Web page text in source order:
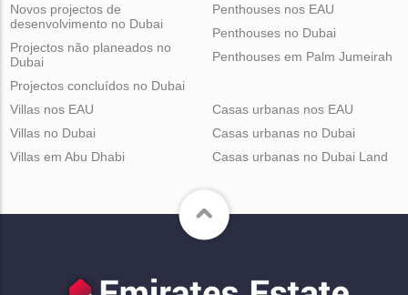
Novos projectos de
desenvolvimento no Dubai
Projectos não planeados no
Dubai
Projectos concluídos no Dubai
Penthouses nos EAU
Penthouses no Dubai
Penthouses em Palm Jumeirah
Villas nos EAU
Villas no Dubai
Villas em Abu Dhabi
Casas urbanas nos EAU
Casas urbanas no Dubai
Casas urbanas no Dubai Land